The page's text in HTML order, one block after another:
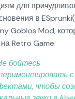
для
в
Goblos Mod,
Retro Game.
бойтесь
с
чтобы